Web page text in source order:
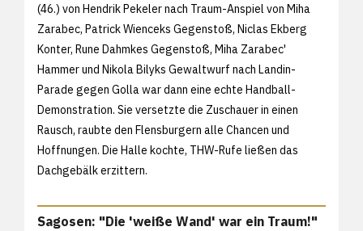
(46.) von Hendrik Pekeler nach Traum-Anspiel von Miha
Zarabec, Patrick Wienceks Gegenstoß, Niclas Ekberg
Konter, Rune Dahmkes Gegenstoß, Miha Zarabec'
Hammer und Nikola Bilyks Gewaltwurf nach Landin-
Parade gegen Golla war dann eine echte Handball-
Demonstration. Sie versetzte die Zuschauer in einen
Rausch, raubte den Flensburgern alle Chancen und
Hoffnungen. Die Halle kochte, THW-Rufe ließen das
Dachgebälk erzittern.
Sagosen: "Die 'weiße Wand' war ein Traum!"